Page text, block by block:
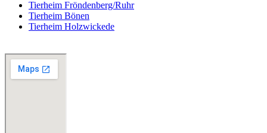
Tierheim Fröndenberg/Ruhr
Tierheim Bönen
Tierheim Holzwickede